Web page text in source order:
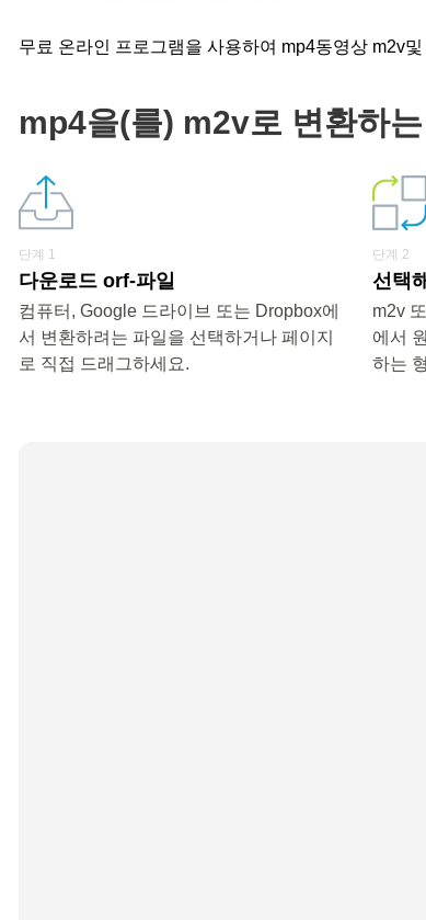
무료 온라인 프로그램을 사용하여 mp4동영상 m2v
mp4을(를) m2v로 변환하
단계 1
다운로드 orf-파일
컴퓨터, Google 드라이브 또는 Dropbox에
서 변환하려는 파일을 선택하거나 페이지
로 직접 드래그하세요.
단계 2
선택
m2v
에서
하는